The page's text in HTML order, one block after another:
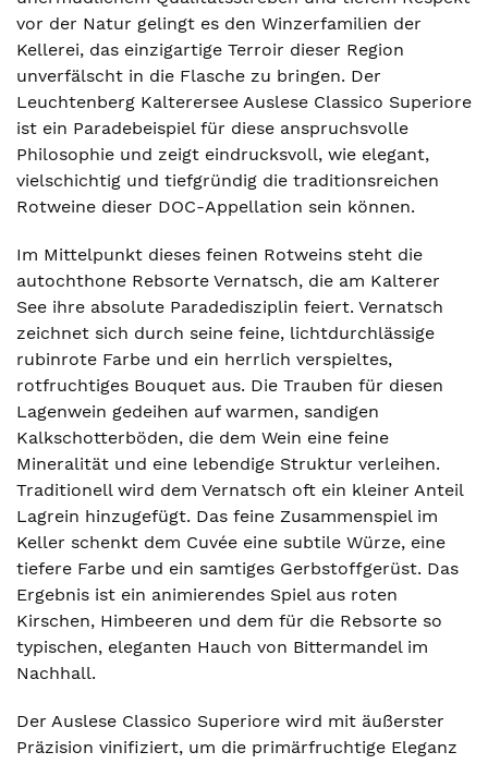
vor der Natur gelingt es den Winzerfamilien der
Kellerei, das einzigartige Terroir dieser Region
unverfälscht in die Flasche zu bringen. Der
Leuchtenberg Kalterersee Auslese Classico Superiore
ist ein Paradebeispiel für diese anspruchsvolle
Philosophie und zeigt eindrucksvoll, wie elegant,
vielschichtig und tiefgründig die traditionsreichen
Rotweine dieser DOC-Appellation sein können.
Im Mittelpunkt dieses feinen Rotweins steht die
autochthone Rebsorte Vernatsch, die am Kalterer
See ihre absolute Paradedisziplin feiert. Vernatsch
zeichnet sich durch seine feine, lichtdurchlässige
rubinrote Farbe und ein herrlich verspieltes,
rotfruchtiges Bouquet aus. Die Trauben für diesen
Lagenwein gedeihen auf warmen, sandigen
Kalkschotterböden, die dem Wein eine feine
Mineralität und eine lebendige Struktur verleihen.
Traditionell wird dem Vernatsch oft ein kleiner Anteil
Lagrein hinzugefügt. Das feine Zusammenspiel im
Keller schenkt dem Cuvée eine subtile Würze, eine
tiefere Farbe und ein samtiges Gerbstoffgerüst. Das
Ergebnis ist ein animierendes Spiel aus roten
Kirschen, Himbeeren und dem für die Rebsorte so
typischen, eleganten Hauch von Bittermandel im
Nachhall.
Der Auslese Classico Superiore wird mit äußerster
Präzision vinifiziert, um die primärfruchtige Eleganz